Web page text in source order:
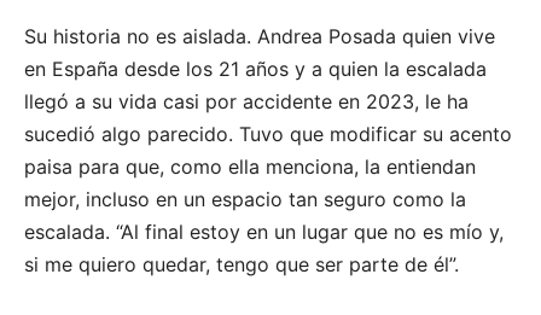
Su historia no es aislada. Andrea Posada quien vive
en España desde los 21 años y a quien la escalada
llegó a su vida casi por accidente en 2023, le ha
sucedió algo parecido. Tuvo que modificar su acento
paisa para que, como ella menciona, la entiendan
mejor, incluso en un espacio tan seguro como la
escalada. “Al final estoy en un lugar que no es mío y,
si me quiero quedar, tengo que ser parte de él”.